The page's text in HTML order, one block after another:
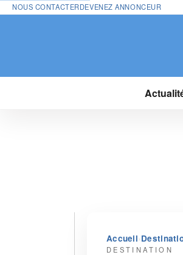
NOUS CONTACTERDEVENEZ ANNONCEUR
Accueil›
DESTINATION